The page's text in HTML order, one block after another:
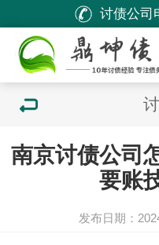
讨债公司
南京讨债公司
要账
发布日期：